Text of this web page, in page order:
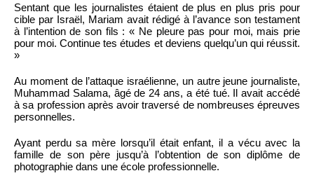
Sentant que les journalistes étaient de plus en plus pris pour
cible par Israël, Mariam avait rédigé à l’avance son testament
à l’intention de son fils : « Ne pleure pas pour moi, mais prie
pour moi. Continue tes études et deviens quelqu’un qui réussit.
»
Au moment de l’attaque israélienne, un autre jeune journaliste,
Muhammad Salama, âgé de 24 ans, a été tué. Il avait accédé
à sa profession après avoir traversé de nombreuses épreuves
personnelles.
Ayant perdu sa mère lorsqu’il était enfant, il a vécu avec la
famille de son père jusqu’à l’obtention de son diplôme de
photographie dans une école professionnelle.